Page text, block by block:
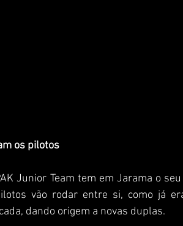
os pilotos
Junior Team tem em Jarama o
vão rodar entre si, como já
dando origem a novas duplas.